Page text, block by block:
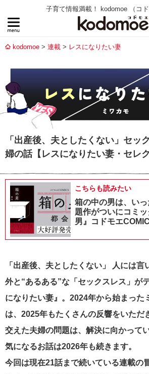
子育て情報満載！ kodomoe （コ
kodomoe 連載 レスになりたい妻
「出産後、夫としたくない」セッ
婦の話【レスになりたい妻・セレ
こちらも読みたい
箱の中の男は、い
題作がついにコミ
男』コドモエ
「出産後、夫としたくない」 人には言
外と“あるある”な「セックスレス」が
になりたい妻』。2024年から始まった
は、2025年もたくさんの反響をいただ
交えた夫婦の問題は、解決に向かって
気になるお話は2026年も続きます。
今回は現在21話まで続いている連載の